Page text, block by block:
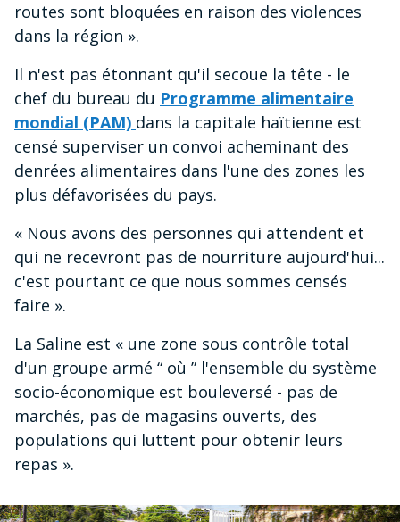
routes sont bloquées en raison des violences
dans la région ».
Il n'est pas étonnant qu'il secoue la tête - le
chef du bureau du Programme alimentaire
mondial (PAM) dans la capitale haïtienne est
censé superviser un convoi acheminant des
denrées alimentaires dans l'une des zones les
plus défavorisées du pays.
« Nous avons des personnes qui attendent et
qui ne recevront pas de nourriture aujourd'hui...
c'est pourtant ce que nous sommes censés
faire ».
La Saline est « une zone sous contrôle total
d'un groupe armé “ où ” l'ensemble du système
socio-économique est bouleversé - pas de
marchés, pas de magasins ouverts, des
populations qui luttent pour obtenir leurs
repas ».